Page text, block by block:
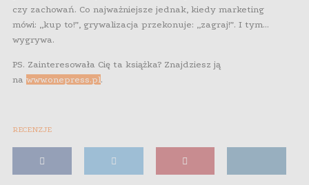
czy zachowań. Co najważniejsze jednak, kiedy marketing
mówi: „kup to!”, grywalizacja przekonuje: „zagraj!”. I tym…
wygrywa.
PS. Zainteresowała Cię ta książka? Znajdziesz ją
na www.onepress.pl.
RECENZJE